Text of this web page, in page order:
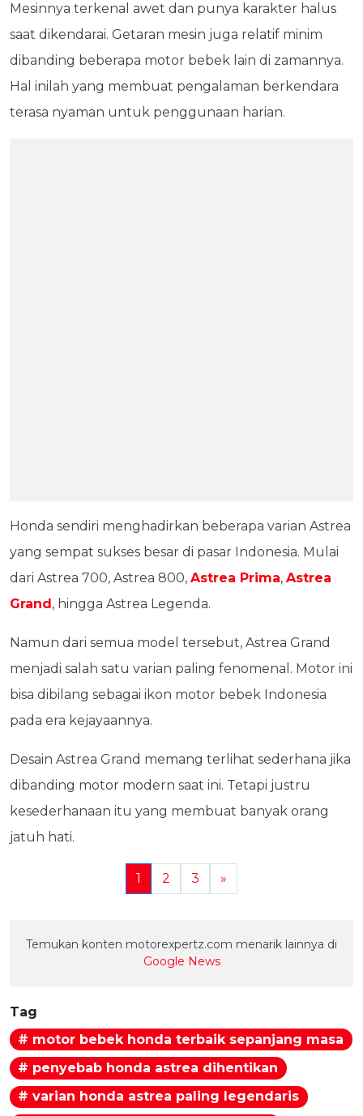
Mesinnya terkenal awet dan punya karakter halus
saat dikendarai. Getaran mesin juga relatif minim
dibanding beberapa motor bebek lain di zamannya.
Hal inilah yang membuat pengalaman berkendara
terasa nyaman untuk penggunaan harian.
Honda sendiri menghadirkan beberapa varian Astrea
yang sempat sukses besar di pasar Indonesia. Mulai
dari Astrea 700, Astrea 800, Astrea Prima, Astrea
Grand , hingga Astrea Legenda.
Namun dari semua model tersebut, Astrea Grand
menjadi salah satu varian paling fenomenal. Motor ini
bisa dibilang sebagai ikon motor bebek Indonesia
pada era kejayaannya.
Desain Astrea Grand memang terlihat sederhana jika
dibanding motor modern saat ini. Tetapi justru
kesederhanaan itu yang membuat banyak orang
jatuh hati.
1 2 3 »
Temukan konten motorexpertz.com menarik lainnya di
Google News
Tag
# motor bebek honda terbaik sepanjang masa
# penyebab honda astrea dihentikan
# varian honda astrea paling legendaris